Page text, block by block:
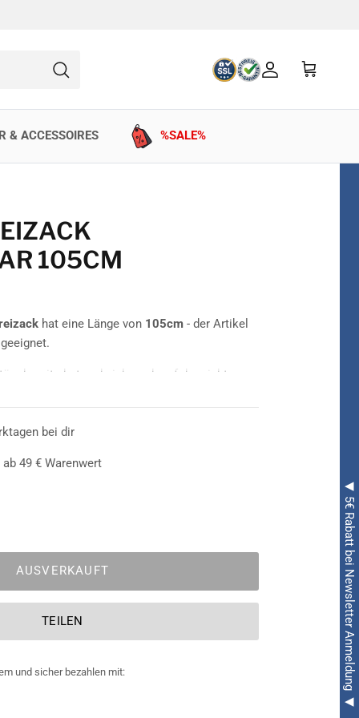
Suchen
& ACCESSOIRES %SALE%
◀ 5€ Rabatt bei Newsletter Anmeldung ◀
105CM
hat eine Länge von 105cm- der Artikel
bereits hat und sich noch auf der nicht
Schwarz und Rot
bei dir
49 € Warenwert
AUSVERKAUFT
TEILEN
und sicher bezahlen mit: